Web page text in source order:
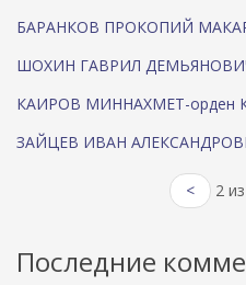
БАРАНКОВ ПРОКОПИЙ
ШОХИН ГАВРИЛ ДЕМЬЯНОВИЧ
КАИРОВ МИННАХМЕТ-орден
ЗАЙЦЕВ ИВАН
< 2
Последние